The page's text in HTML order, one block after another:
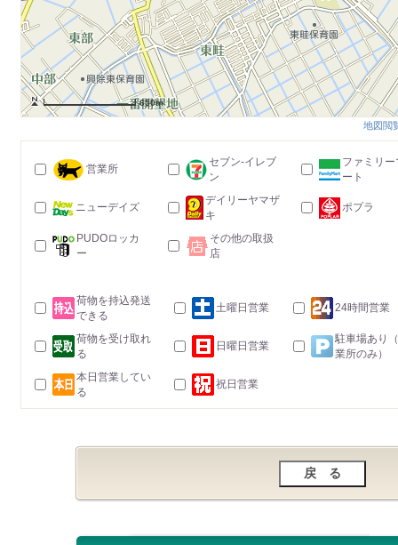
650m
地図閲
営業所
セブン-イレブ
ン
ファミリー
ート
ニューデイズ
デイリーヤマザ
キ
ポプラ
PUDOロッカ
ー
その他の取扱
店
荷物を持込発送
できる
土曜日営業 24時間営業
荷物を受け取れ
る
日曜日営業
駐車場あり
業所のみ）
本日営業してい
る
祝日営業